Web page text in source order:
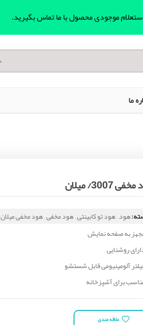
ما
3007/ میلان
هود,هود تو کابینتی,هود مخفی,هود مخفی میلان
به صفحه نمایش
روشنایی
آلومینیومی قابل شستشو
برای آشپزخانه‌
علاقه مندی
موجودی محصول با ما تماس بگیرید.